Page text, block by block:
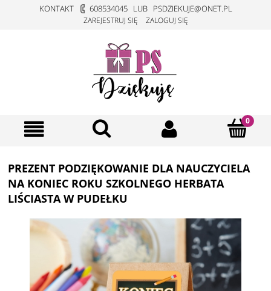
KONTAKT 608534045LUB PSDZIEKUJE@ONET.PL
ZAREJESTRUJ SIĘ ZALOGUJ SIĘ
PREZENT PODZIĘKOWANIE DLA NAUCZYCIELA
NA KONIEC ROKU SZKOLNEGO HERBATA
LIŚCIASTA W PUDEŁKU